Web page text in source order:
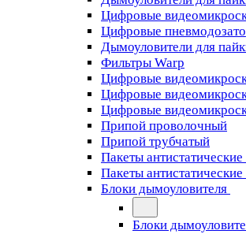
Цифровые
Цифровые
Дымоуловители для
Фильтры Warp
Цифровые
Цифровые
Цифровые
Припой проволочный
Припой трубчатый
Пакеты
Пакеты
Блоки дымоуловителя
Блоки